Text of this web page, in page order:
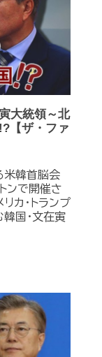
大統領～北
【ザ・ファ
米韓首脳会
ンで開催さ
カ・トランプ
国・文在寅